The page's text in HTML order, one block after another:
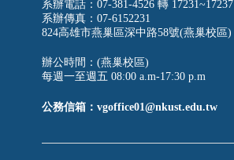
系辦電話：07-381-4526 轉 17231~17237
系辦傳真：07-6152231
824高雄市燕巢區深中路58號(燕巢校區)
辦公時間：(燕巢校區)
每週一至週五 08:00 a.m-17:30 p.m
公務信箱：vgoffice01@nkust.edu.tw